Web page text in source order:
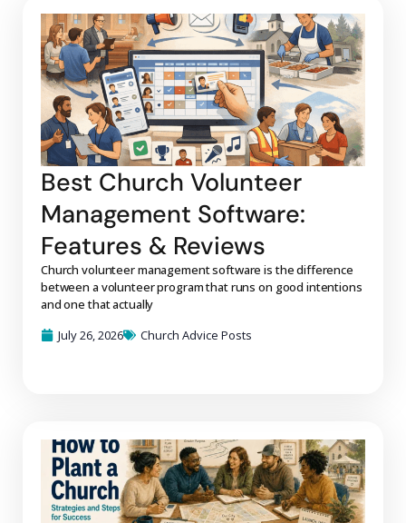
Best Church Volunteer
Management Software:
Features & Reviews
Church volunteer management software is the difference
between a volunteer program that runs on good intentions
and one that actually
July 26, 2026
Church Advice Posts